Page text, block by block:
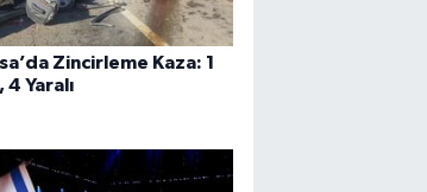
Zincirleme Kaza: 1
4 Yaralı